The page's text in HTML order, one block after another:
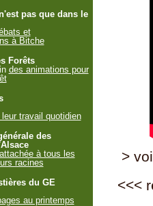
>
<<<
pas que dans le
et
à Bitche
Forêts
des animations pour
travail quotidien
des
attachée à tous les
racines
du GE
au printemps